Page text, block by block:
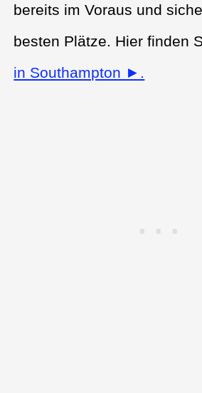
bereits im Voraus und
besten Plätze. Hier finden
in Southampton ►.